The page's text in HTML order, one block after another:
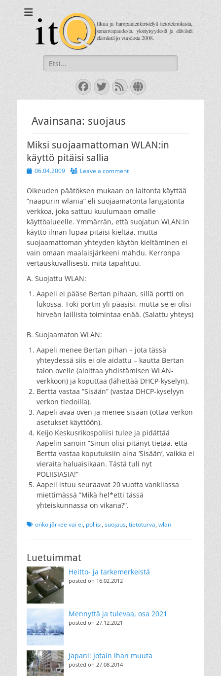
Itkua ja hammastenkiristelyä jo vuodesta 2008.
Search
for:
Facebook
Twitter
FeedWebsite
Avainsana: suojaus
Miksi suojaamattoman WLAN:in
käyttö pitäisi sallia
Posted
06.04.2009 Leave a comment
Oikeuden päätöksen mukaan on laitonta käyttää
”naapurin wlania” eli suojaamatonta langatonta
verkkoa, joka sattuu kuulumaan omalle
käyttöalueelle. Ymmärrän, että suojatun WLAN:in
käyttö ilman lupaa pitäisi kieltää, mutta
suojaamattoman yhteyden käytön kieltäminen ei
vain omaan maalaisjärkeeni mahdu. Kerronpa
vertauskuvallisesti, mitä tapahtuu.
A. Suojattu WLAN:
Aapeli ei pääse Bertan pihaan, sillä portti on
lukossa. Toki portin yli pääsisi, mutta se ei olisi
hirveän laillista toimintaa enää. (Salattu yhteys)
B. Suojaamaton WLAN:
Aapeli menee Bertan pihan – jota tässä
yhteydessä siis ei ole aidattu – kautta Bertan
talon ovelle (aloittaa yhdistämisen WLAN-
verkkoon) ja koputtaa (lähettää DHCP-kyselyn).
Bertta vastaa ”Sisään” (vastaa DHCP-kyselyyn
verkon tiedoilla).
Aapeli avaa oven ja menee sisään (ottaa verkon
asetukset käyttöön).
Keijo Keskusrikospoliisi tulee ja pidättää
Aapelin sanoin ”Sinun olisi pitänyt tietää, että
Bertta vastaa koputuksiin aina ’Sisään’, vaikka ei
vieraita haluaisikaan. Tästä tuli nyt
POLIISIASIA!”
Aapeli istuu seuraavat 20 vuotta vankilassa
miettimässä ”Mikä hel*etti tässä
yhteiskunnassa on vikana?”.
Tagsonko järkee vai ei, poliisi, suojaus, tietoturva, wlan
Luetuimmat
Heitto- ja tarkemerkeistä
posted on 16.02.2012
Mennyttä ja tulevaa, osa 2021
posted on 27.12.2021
Japani: Jotain ihan muuta
posted on 27.08.2014